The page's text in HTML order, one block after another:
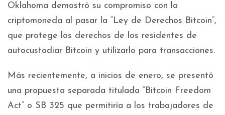
Oklahoma demostró su compromiso con la
criptomoneda al pasar la “Ley de Derechos Bitcoin”,
que protege los derechos de los residentes de
autocustodiar Bitcoin y utilizarlo para transacciones.
Más recientemente, a inicios de enero, se presentó
una propuesta separada titulada “Bitcoin Freedom
Act” o SB 325 que permitiría a los trabajadores de